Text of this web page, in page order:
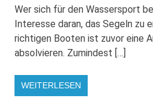
Wer sich für den Wassersport
Interesse daran, das Segeln zu
richtigen Booten ist zuvor eine
absolvieren. Zumindest […]
WEITERLESEN